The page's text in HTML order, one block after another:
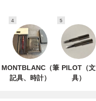
4
MONTBLANC（筆
記具、時計）
5
PILOT（文
具）